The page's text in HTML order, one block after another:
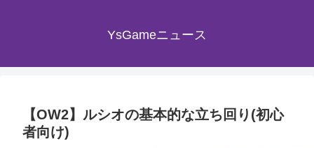
YsGameニュース
【OW2】ルシオの基本的な立ち回り(初心
者向け)